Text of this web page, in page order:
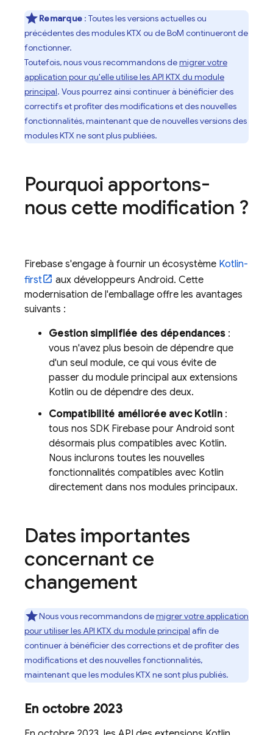
Remarque : Toutes les versions actuelles ou
précédentes des modules KTX ou deBoM continueront de
fonctionner.
Toutefois, nous vous recommandons demigrer votre
application pour qu'elle utilise les API KTX du module
principal. Vous pourrez ainsi continuer à bénéficier des
correctifs et profiter des modifications et des nouvelles
fonctionnalités, maintenant que de nouvelles versions des
modules KTX ne sont plus publiées.
Pourquoi apportons-
nous cette modification ?
Firebase s'engage à fournir un écosystème Kotlin-
first
aux développeurs Android. Cette
modernisation de l'emballage offre les avantages
suivants :
Gestion simplifiée des dépendances:
vous n'avez plus besoin de dépendre que
d'un seul module, ce qui vous évite de
passer du module principal aux extensions
Kotlin ou de dépendre des deux.
Compatibilité améliorée avec Kotlin:
tous nos SDK Firebase pour Android sont
désormais plus compatibles avec Kotlin.
Nous inclurons toutes les nouvelles
fonctionnalités compatibles avec Kotlin
directement dans nos modules principaux.
Dates importantes
concernant ce
changement
Nous vous recommandons demigrer votre application
pour utiliser les API KTX du module principal afin de
continuer à bénéficier des corrections et de profiter des
modifications et des nouvelles fonctionnalités,
maintenant que les modules KTX ne sont plus publiés.
En octobre 2023